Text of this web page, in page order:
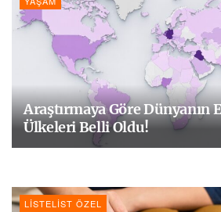
Araştırmaya Göre Dünyanın
Ülkeleri Belli Oldu!
LISTELIST ÖZEL